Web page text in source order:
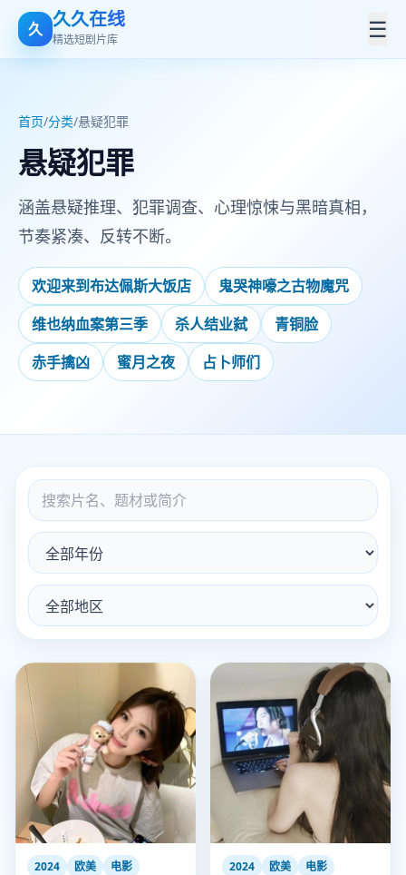
久 久久在线
精选短剧片库 ☰
首页/分类/悬疑犯罪
悬疑犯罪
涵盖悬疑推理、犯罪调查、心理惊悚与黑暗真相，
节奏紧凑、反转不断。
欢迎来到布达佩斯大饭店
鬼哭神嚎之古物魔咒
维也纳血案第三季
杀人结业弑
青铜脸
赤手擒凶
蜜月之夜 占卜师们
2024 欧美 电影 2024 欧美 电影